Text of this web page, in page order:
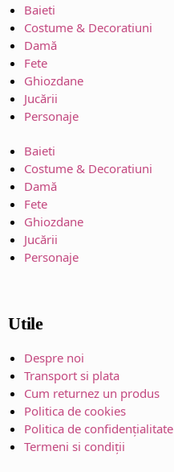
Baieti
Costume & Decoratiuni
Damă
Fete
Ghiozdane
Jucării
Personaje
Baieti
Costume & Decoratiuni
Damă
Fete
Ghiozdane
Jucării
Personaje
Utile
Despre noi
Transport si plata
Cum returnez un produs
Politica de cookies
Politica de confidențialitate
Termeni si condiții